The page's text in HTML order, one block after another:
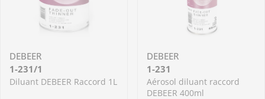
DEBEER
1-231/1
Diluant DEBEER Raccord 1L
DEBEER
1-231
Aérosol diluant raccord
DEBEER 400ml